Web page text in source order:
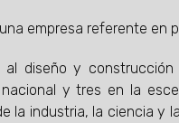
una empresa referente
al diseño y
y tres en la
la industria, la ciencia y